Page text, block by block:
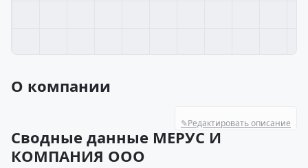
О компании
✎Редактировать описание
Сводные данные МЕРУС И
КОМПАНИЯ ООО